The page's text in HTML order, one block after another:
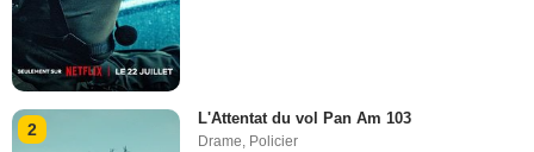
2
L'Attentat du vol Pan Am 103
Drame, Policier